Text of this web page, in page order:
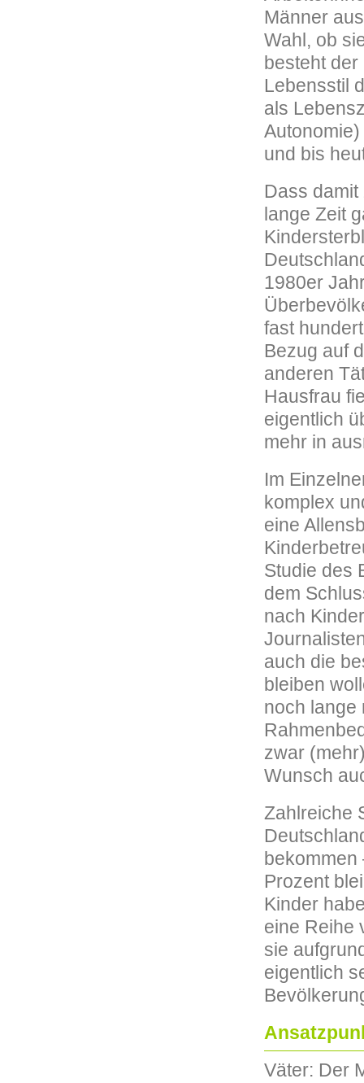
Männer
Wahl, ob
besteht
Lebensstil
als
und bis
Dass
lange Zeit
1980er
fast
Bezug auf
anderen
Hausfrau
eigentlich
mehr in
Im
komplex
eine
Studie des
dem
nach
auch die
bleiben
noch lange
zwar
Wunsch
Zahlreiche
bekommen
Prozent
Kinder
eine Reihe
sie
eigentlich
Väter: Der